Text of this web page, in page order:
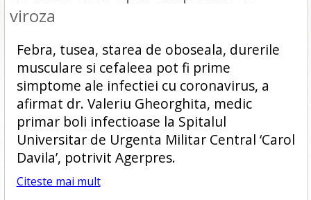
viroza
Febra, tusea, starea de oboseala, durerile
musculare si cefaleea pot fi prime
simptome ale infectiei cu coronavirus, a
afirmat dr. Valeriu Gheorghita, medic
primar boli infectioase la Spitalul
Universitar de Urgenta Militar Central ‘Carol
Davila’, potrivit Agerpres.
Citeste mai mult